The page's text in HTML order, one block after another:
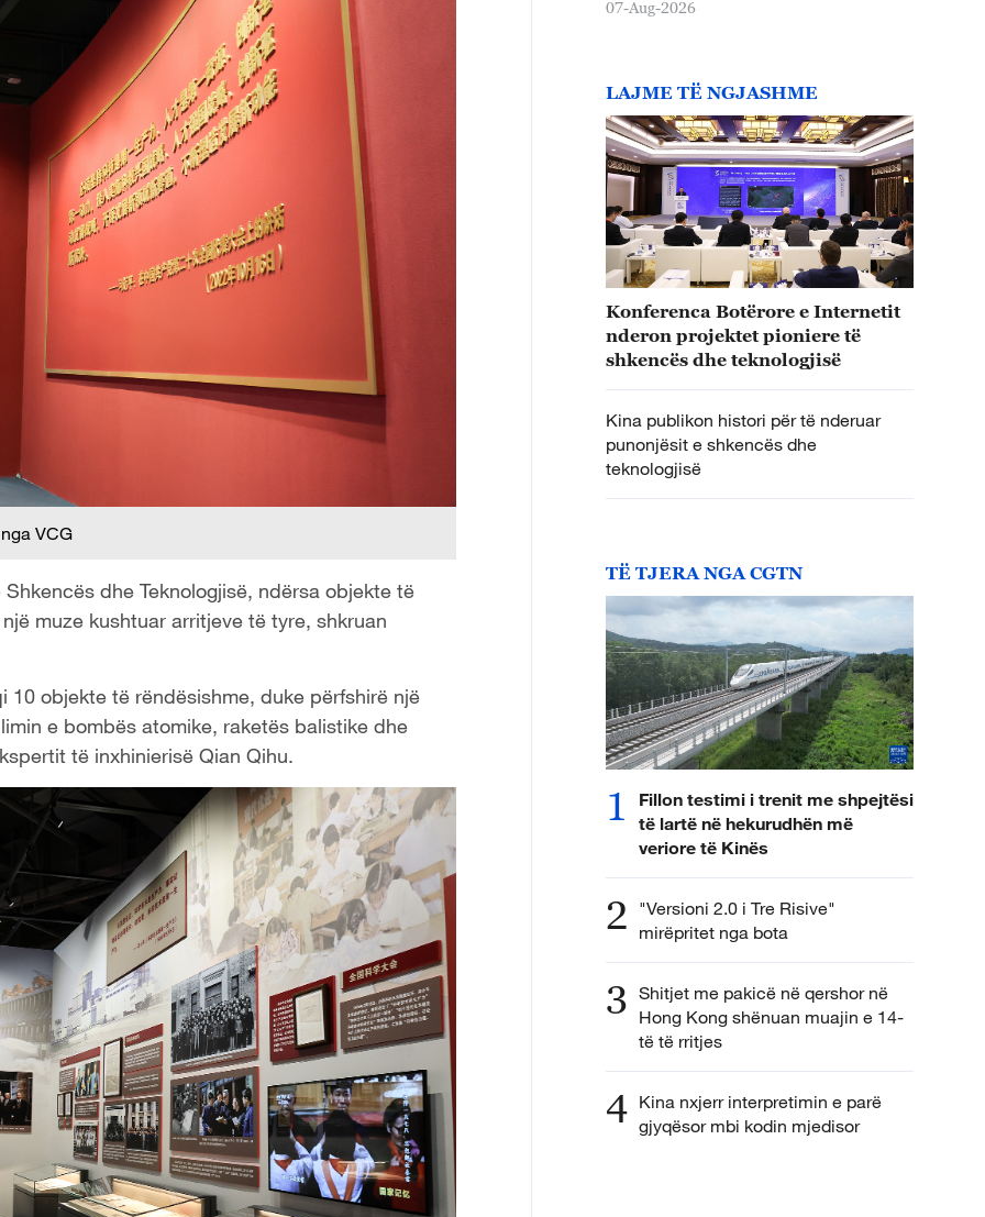
VCG
dhe Teknologjisë, ndërsa objekte të
muze kushtuar arritjeve të tyre, shkruan
10 objekte të rëndësishme, duke përfshirë një
e bombës atomike, raketës balistike dhe
të inxhinierisë Qian Qihu.
07-Aug-2026
LAJME TË NGJASHME
Konferenca Botërore e Internetit
nderon projektet pioniere të
shkencës dhe teknologjisë
Kina publikon histori për të nderuar
punonjësit e shkencës dhe
teknologjisë
TË TJERA NGA CGTN
1
Fillon testimi i trenit me shpejtësi
të lartë në hekurudhën më
veriore të Kinës
2 "Versioni 2.0 i Tre Risive"
mirëpritet nga bota
3 Shitjet me pakicë në qershor në
Hong Kong shënuan muajin e 14-
të të rritjes
4 Kina nxjerr interpretimin e parë
gjyqësor mbi kodin mjedisor